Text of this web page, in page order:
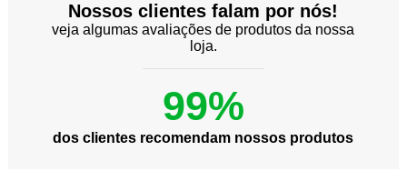
Nossos clientes falam por nós!
veja algumas avaliações de produtos da nossa
loja.
99%
dos clientes recomendam nossos produtos